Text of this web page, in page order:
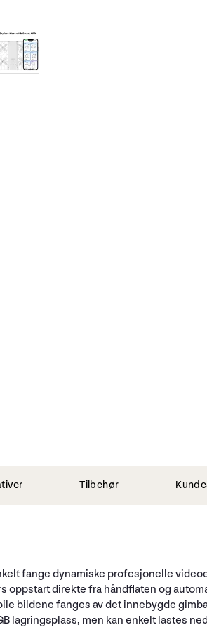
Tilbehør
fange dynamiske profesjonelle
oppstart direkte fra håndflaten og
bildene fanges av det innebygde
lagringsplass, men kan enkelt lastes